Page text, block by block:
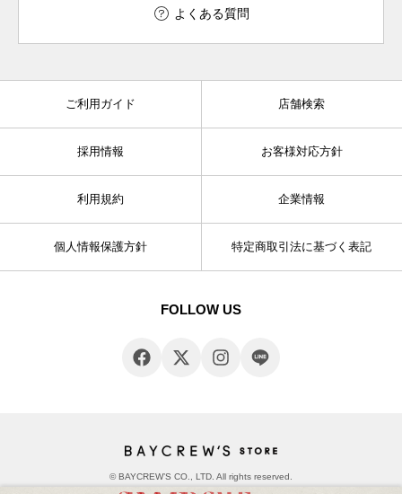
よくある質問
ご利用ガイド 店舗検索
採用情報 お客様対応方針
利用規約 企業情報
個人情報保護方針 特定商取引法に基づく表記
FOLLOW US
© BAYCREW’S CO., LTD. All rights reserved.